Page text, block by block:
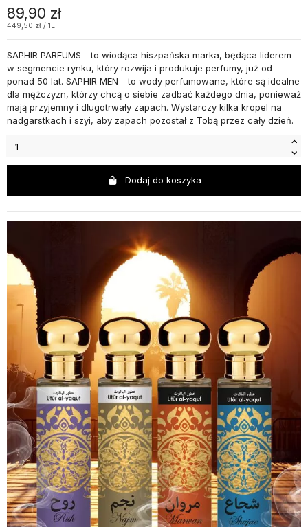
89,90 zł
449,50 zł / 1L
SAPHIR PARFUMS - to wiodąca hiszpańska marka, będąca liderem
w segmencie rynku, który rozwija i produkuje perfumy, już od
ponad 50 lat. SAPHIR MEN - to wody perfumowane, które są idealne
dla mężczyzn, którzy chcą o siebie zadbać każdego dnia, ponieważ
mają przyjemny i długotrwały zapach. Wystarczy kilka kropel na
nadgarstkach i szyi, aby zapach pozostał z Tobą przez cały dzień.
Dodaj do koszyka